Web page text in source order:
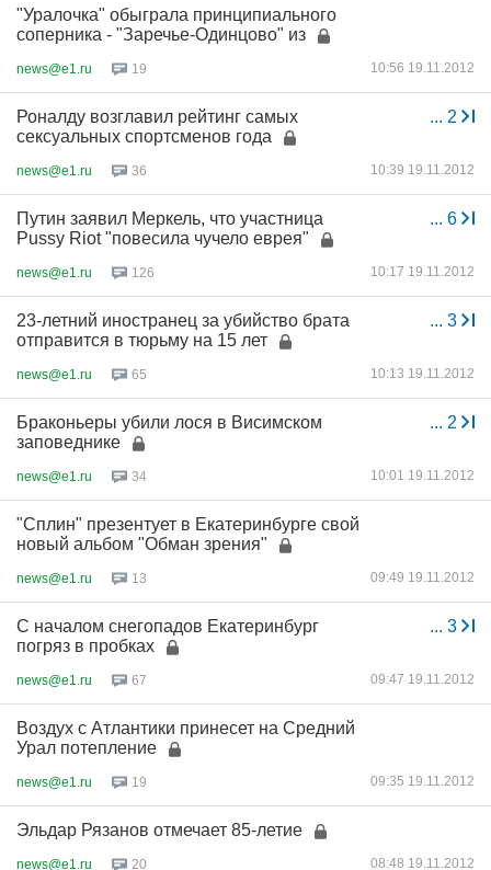
"Уралочка" обыграла принципиального
соперника - "Заречье-Одинцово" из
news@e1.ru 19 10:56 19.11.2012
... 2
Роналду возглавил рейтинг самых
сексуальных спортсменов года
news@e1.ru 36 10:39 19.11.2012
... 6
Путин заявил Меркель, что участница
Pussy Riot "повесила чучело еврея"
news@e1.ru 126 10:17 19.11.2012
... 3
23-летний иностранец за убийство брата
отправится в тюрьму на 15 лет
news@e1.ru 65 10:13 19.11.2012
... 2
Браконьеры убили лося в Висимском
заповеднике
news@e1.ru 34 10:01 19.11.2012
"Сплин" презентует в Екатеринбурге свой
новый альбом "Обман зрения"
news@e1.ru 13 09:49 19.11.2012
... 3
С началом снегопадов Екатеринбург
погряз в пробках
news@e1.ru 67 09:47 19.11.2012
Воздух с Атлантики принесет на Средний
Урал потепление
news@e1.ru 19 09:35 19.11.2012
Эльдар Рязанов отмечает 85-летие
news@e1.ru 20 08:48 19.11.2012